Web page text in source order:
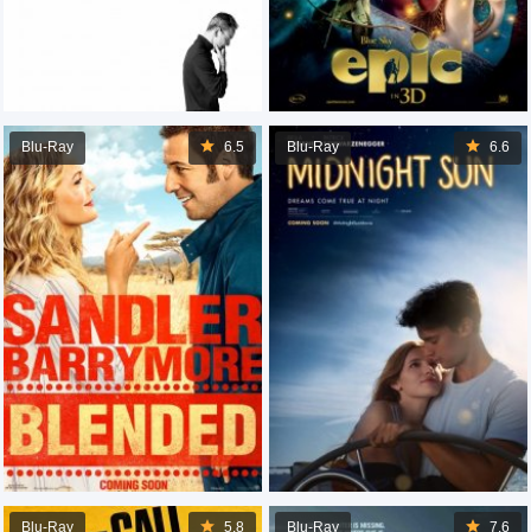
6.6
Blu-Ray
6.5
Blu-Ray
7.6
Blu-Ray
5.8
Blu-Ray